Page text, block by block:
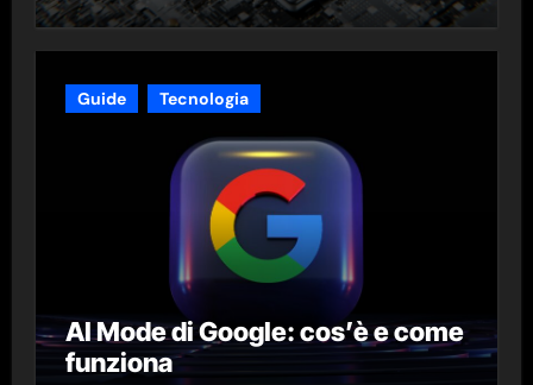
Guide Tecnologia
AI Mode di Google: cos’è e come
funziona